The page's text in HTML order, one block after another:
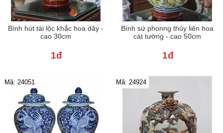
Bình hút tài lộc khắc hoa dây -
cao 30cm
1đ
Bình sứ phonng thủy liên hoa
cát tường - cao 50cm
1đ
Mã: 24051 Mã: 24924